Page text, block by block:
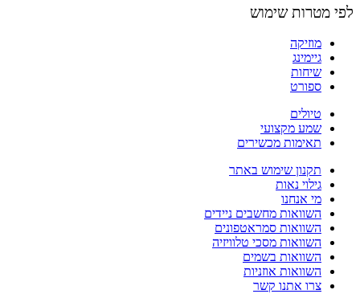
לפי מטרות שימוש
מוזיקה
גיימינג
שיחות
ספורט
טיולים
שמע מקצועי
תאימות מכשירים
תקנון שימוש באתר
גילוי נאות
מי אנחנו
השוואות מחשבים ניידים
השוואות סמראטפונים
השוואות מסכי טלוויזיה
השוואות בשמים
השוואות אוזניות
צרו אתנו קשר